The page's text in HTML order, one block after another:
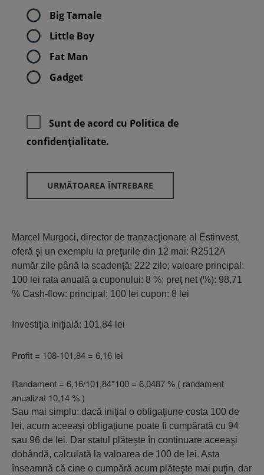
Big Tamale
Little Boy
Fat Man
Gadget
Sunt de acord cu Politica de
confidenţialitate.
URMĂTOAREA ÎNTREBARE
Marcel Murgoci, director de tranzacţionare al Estinvest,
oferă şi un exemplu la preţurile din 12 mai: R2512A
număr zile până la scadenţă: 222 zile; valoare principal:
100 lei rata anuală a cuponului: 8 %; preţ net (%): 98,71
% Cash-flow: principal: 100 lei cupon: 8 lei
Investiţia iniţială: 101,84 lei
Profit = 108-101,84 = 6,16 lei
Randament = 6,16/101,84*100 = 6,0487 % ( randament
anualizat 10,14 % )
Sau mai simplu: dacă iniţial o obligaţiune costa 100 de
lei, acum aceeaşi obligaţiune poate fi cumpărată cu 94
sau 96 de lei. Dar statul plăteşte în continuare aceeaşi
dobândă, calculată la valoarea de 100 de lei. Asta
înseamnă că cine o cumpără acum plăteşte mai puţin, dar